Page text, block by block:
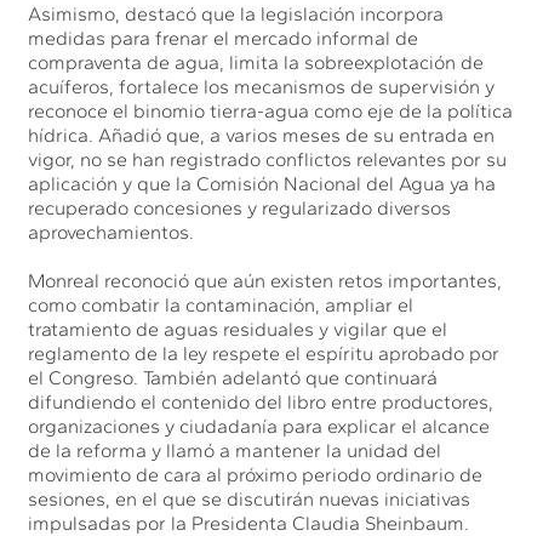
Asimismo, destacó que la legislación incorpora
medidas para frenar el mercado informal de
compraventa de agua, limita la sobreexplotación de
acuíferos, fortalece los mecanismos de supervisión y
reconoce el binomio tierra-agua como eje de la política
hídrica. Añadió que, a varios meses de su entrada en
vigor, no se han registrado conflictos relevantes por su
aplicación y que la Comisión Nacional del Agua ya ha
recuperado concesiones y regularizado diversos
aprovechamientos.
Monreal reconoció que aún existen retos importantes,
como combatir la contaminación, ampliar el
tratamiento de aguas residuales y vigilar que el
reglamento de la ley respete el espíritu aprobado por
el Congreso. También adelantó que continuará
difundiendo el contenido del libro entre productores,
organizaciones y ciudadanía para explicar el alcance
de la reforma y llamó a mantener la unidad del
movimiento de cara al próximo periodo ordinario de
sesiones, en el que se discutirán nuevas iniciativas
impulsadas por la Presidenta Claudia Sheinbaum.